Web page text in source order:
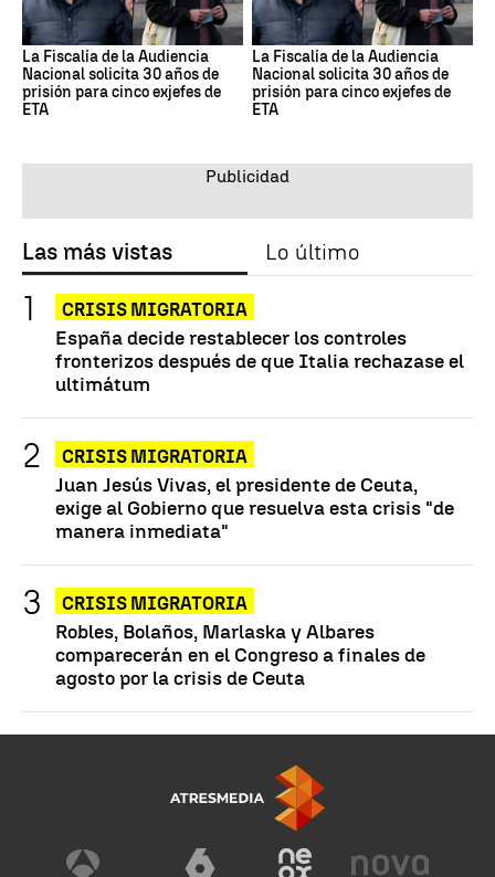
La Fiscalía de la Audiencia
Nacional solicita 30 años de
prisión para cinco exjefes de
ETA
La Fiscalía de la Audiencia
Nacional solicita 30 años de
prisión para cinco exjefes de
ETA
Las más vistas Lo último
CRISIS MIGRATORIA
España decide restablecer los controles
fronterizos después de que Italia rechazase el
ultimátum
CRISIS MIGRATORIA
Juan Jesús Vivas, el presidente de Ceuta,
exige al Gobierno que resuelva esta crisis "de
manera inmediata"
CRISIS MIGRATORIA
Robles, Bolaños, Marlaska y Albares
comparecerán en el Congreso a finales de
agosto por la crisis de Ceuta